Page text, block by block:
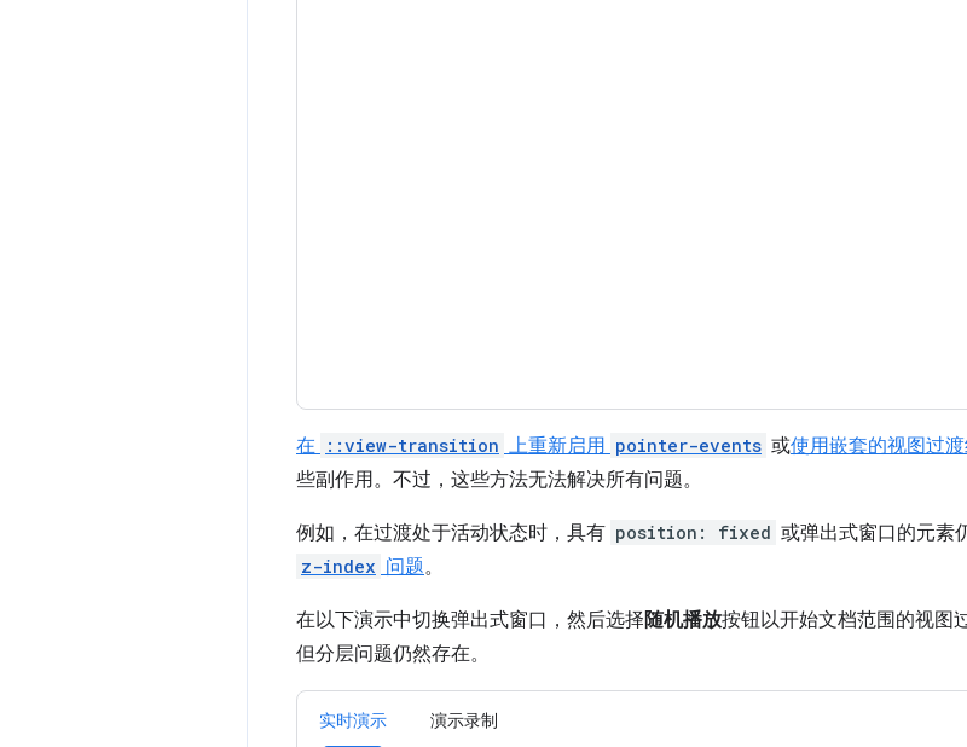
在 ::view-transition 上重新启用 pointer-events 或使用嵌套的视图过
些副作用。不过，这些方法无法解决所有问题。
例如，在过渡处于活动状态时，具有 position: fixed 或弹出式窗口的元素
z-index 问题。
在以下演示中切换弹出式窗口，然后选择随机播放按钮以开始文档范围的视图
但分层问题仍然存在。
实时演示 演示录制